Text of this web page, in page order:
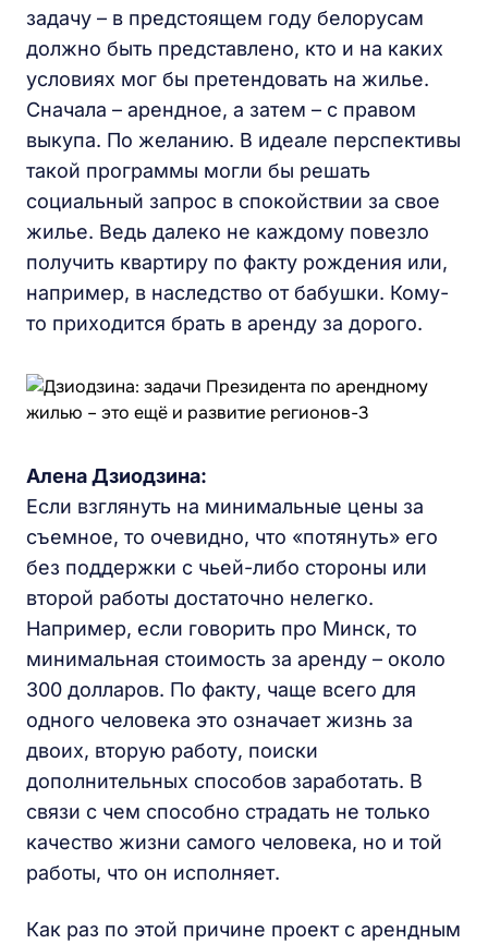
задачу – в предстоящем году белорусам
должно быть представлено, кто и на каких
условиях мог бы претендовать на жилье.
Сначала – арендное, а затем – с правом
выкупа. По желанию. В идеале перспективы
такой программы могли бы решать
социальный запрос в спокойствии за свое
жилье. Ведь далеко не каждому повезло
получить квартиру по факту рождения или,
например, в наследство от бабушки. Кому-
то приходится брать в аренду за дорого.
Алена Дзиодзина:
Если взглянуть на минимальные цены за
съемное, то очевидно, что «потянуть» его
без поддержки с чьей-либо стороны или
второй работы достаточно нелегко.
Например, если говорить про Минск, то
минимальная стоимость за аренду – около
300 долларов. По факту, чаще всего для
одного человека это означает жизнь за
двоих, вторую работу, поиски
дополнительных способов заработать. В
связи с чем способно страдать не только
качество жизни самого человека, но и той
работы, что он исполняет.
Как раз по этой причине проект с арендным